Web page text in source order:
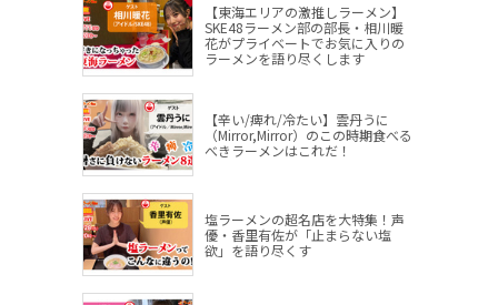
【東海エリアの激推しラーメン】
SKE48ラーメン部の部長・相川暖
花がプライベートでお気に入りの
ラーメンを語り尽くします
【辛い/痺れ/冷たい】雲丹うに
（Mirror,Mirror）のこの時期食べる
べきラーメンはこれだ！
塩ラーメンの超名店を大特集！声
優・香里有佐が「止まらない塩
欲」を語り尽くす